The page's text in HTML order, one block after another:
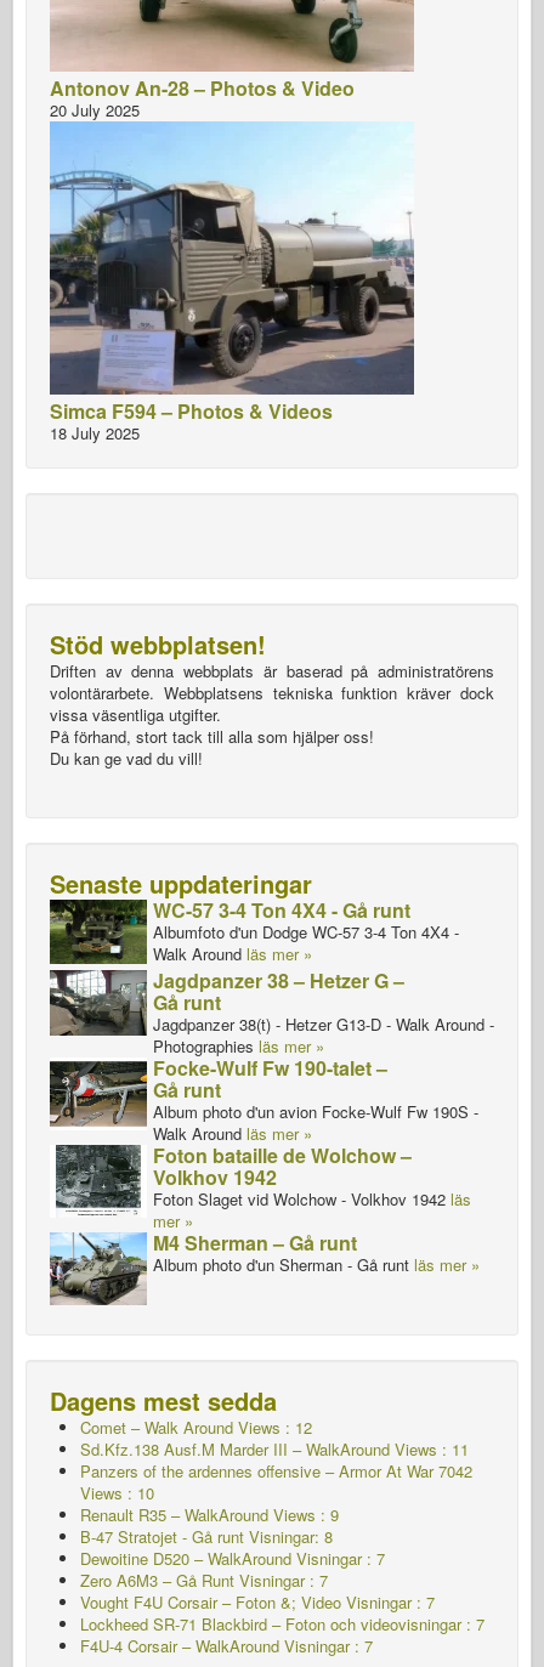
Antonov An-28 – Photos & Video
20 July 2025
Simca F594 – Photos & Videos
18 July 2025
Stöd webbplatsen!
Driften av denna webbplats är baserad på administratörens
volontärarbete. Webbplatsens tekniska funktion kräver dock
vissa väsentliga utgifter.
På förhand, stort tack till alla som hjälper oss!
Du kan ge vad du vill!
Senaste uppdateringar
WC-57 3-4 Ton 4X4 - Gå runt
Albumfoto d'un Dodge WC-57 3-4 Ton 4X4 -
Walk Around läs mer »
Jagdpanzer 38 – Hetzer G –
Gå runt
Jagdpanzer 38(t) - Hetzer G13-D - Walk Around -
Photographies läs mer »
Focke-Wulf Fw 190-talet –
Gå runt
Album photo d'un avion Focke-Wulf Fw 190S -
Walk Around läs mer »
Foton bataille de Wolchow –
Volkhov 1942
Foton Slaget vid Wolchow - Volkhov 1942 läs
mer »
M4 Sherman – Gå runt
Album photo d'un Sherman - Gå runt läs mer »
Dagens mest sedda
Comet – Walk Around Views : 12
Sd.Kfz.138 Ausf.M Marder III – WalkAround Views : 11
Panzers of the ardennes offensive – Armor At War 7042
Views : 10
Renault R35 – WalkAround Views : 9
B-47 Stratojet - Gå runt Visningar: 8
Dewoitine D520 – WalkAround Visningar : 7
Zero A6M3 – Gå Runt Visningar : 7
Vought F4U Corsair – Foton &; Video Visningar : 7
Lockheed SR-71 Blackbird – Foton och videovisningar : 7
F4U-4 Corsair – WalkAround Visningar : 7